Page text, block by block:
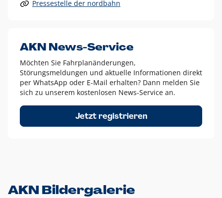
Alle anderen Logo-Varianten dürfen nur in Ausnahmefällen
Diese Ausnahmen sind zum Beispiel:
dem AKN Blau,
weißes Logo auf Fotohintergründen,
schwarzes Logo für reine Schwarz-Weiß-Umsetzungen
Um das Logo herum muss ein Schutzraum von jeweils einer
Höhe bzw. Breite des N aus AKN in alle Richtungen
Pressestelle der nordbahn
AKN News-Service
Möchten Sie Fahrplanänderungen,
Störungsmeldungen und aktuelle Informationen direkt
per WhatsApp oder E-Mail erhalten? Dann melden Sie
sich zu unserem kostenlosen News-Service an.
Jetzt registrieren
AKN Bildergalerie